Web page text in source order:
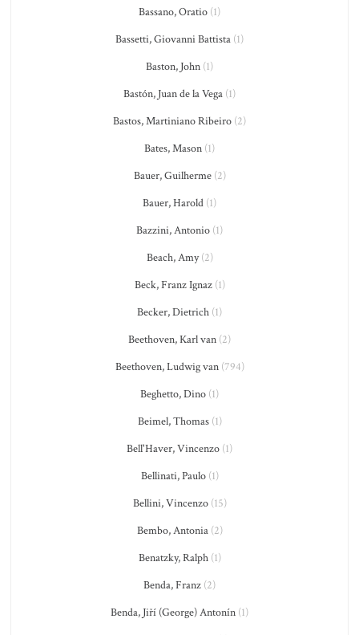
Bassano, Oratio (1)
Bassetti, Giovanni Battista (1)
Baston, John (1)
Bastón, Juan de la Vega (1)
Bastos, Martiniano Ribeiro (2)
Bates, Mason (1)
Bauer, Guilherme(2)
Bauer, Harold (1)
Bazzini, Antonio (1)
Beach, Amy(2)
Beck, Franz Ignaz(1)
Becker, Dietrich (1)
Beethoven, Karl van (2)
Beethoven, Ludwig van(794)
Beghetto, Dino (1)
Beimel, Thomas(1)
Bell'Haver, Vincenzo (1)
Bellinati, Paulo(1)
Bellini, Vincenzo(15)
Bembo, Antonia(2)
Benatzky, Ralph(1)
Benda, Franz (2)
Benda, Jiří (George) Antonín (1)